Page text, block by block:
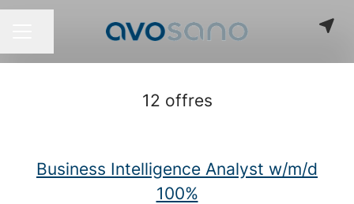
MENU CARRIÈRE
Partager la page
12 offres
Business Intelligence Analyst w/m/d
100%